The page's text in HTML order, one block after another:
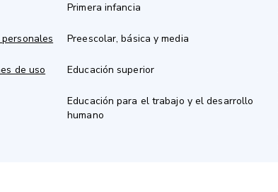
de uso
Primera infancia
Preescolar, básica y media
Educación superior
Educación para el trabajo y el desarrollo
humano